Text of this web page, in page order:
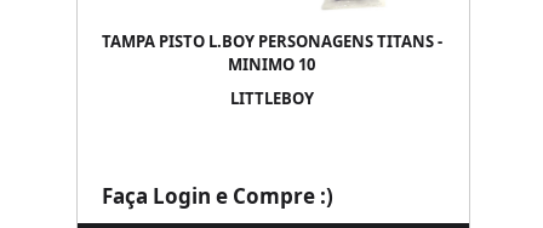
TAMPA PISTO L.BOY PERSONAGENS TITANS -
MINIMO 10
LITTLEBOY
Faça Login e Compre :)